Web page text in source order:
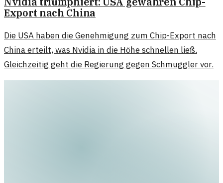
Export nach China
Die USA haben die Genehmigung zum Chip-Export nach
China erteilt, was Nvidia in die Höhe schnellen ließ.
Gleichzeitig geht die Regierung gegen Schmuggler vor.